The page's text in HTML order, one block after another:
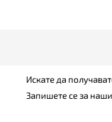
Искате да
Запишете се за